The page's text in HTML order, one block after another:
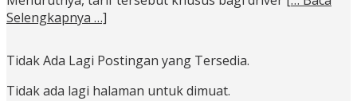
Selengkapnya …]
Tidak Ada Lagi Postingan yang Tersedia.
Tidak ada lagi halaman untuk dimuat.